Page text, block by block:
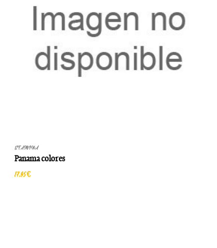
ETAMINA
Panama colores
17,95 €